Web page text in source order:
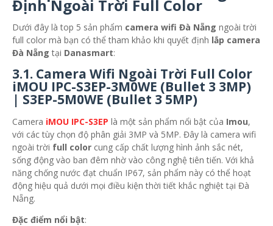
Định Ngoài Trời Full Color
Dưới đây là top 5 sản phẩm camera wifi Đà Nẵng ngoài trời
full color mà bạn có thể tham khảo khi quyết định lắp camera
Đà Nẵng tại Danasmart:
3.1. Camera Wifi Ngoài Trời Full Color
iMOU IPC-S3EP-3M0WE (Bullet 3 3MP)
| S3EP-5M0WE (Bullet 3 5MP)
Camera iMOU IPC-S3EP là một sản phẩm nổi bật của Imou,
với các tùy chọn độ phân giải 3MP và 5MP. Đây là camera wifi
ngoài trời full color cung cấp chất lượng hình ảnh sắc nét,
sống động vào ban đêm nhờ vào công nghệ tiên tiến. Với khả
năng chống nước đạt chuẩn IP67, sản phẩm này có thể hoạt
động hiệu quả dưới mọi điều kiện thời tiết khắc nghiệt tại Đà
Nẵng.
Đặc điểm nổi bật: